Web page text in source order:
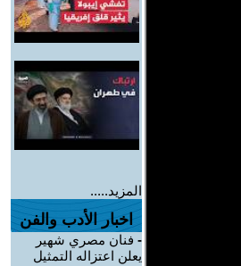
المزيد.....
اخبار الأدب والفن
- فنان مصري شهير
يعلن اعتزاله التمثيل